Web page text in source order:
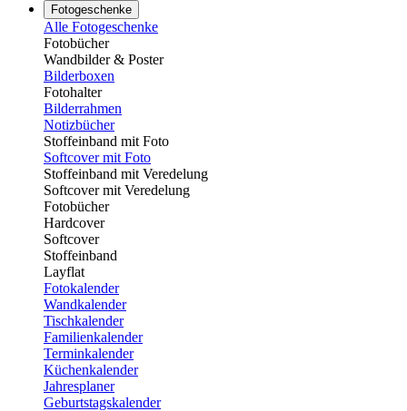
Fotogeschenke
Alle Fotogeschenke
Fotobücher
Wandbilder & Poster
Bilderboxen
Fotohalter
Bilderrahmen
Notizbücher
Stoffeinband mit Foto
Softcover mit Foto
Stoffeinband mit Veredelung
Softcover mit Veredelung
Fotobücher
Hardcover
Softcover
Stoffeinband
Layflat
Fotokalender
Wandkalender
Tischkalender
Familienkalender
Terminkalender
Küchenkalender
Jahresplaner
Geburtstagskalender